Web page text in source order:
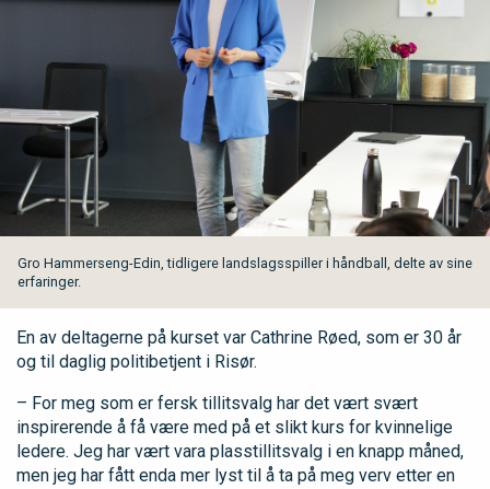
Gro Hammerseng-Edin, tidligere landslagsspiller i håndball, delte av sine
erfaringer.
En av deltagerne på kurset var Cathrine Røed, som er 30 år
og til daglig politibetjent i Risør.
– For meg som er fersk tillitsvalg har det vært svært
inspirerende å få være med på et slikt kurs for kvinnelige
ledere. Jeg har vært vara plasstillitsvalg i en knapp måned,
men jeg har fått enda mer lyst til å ta på meg verv etter en